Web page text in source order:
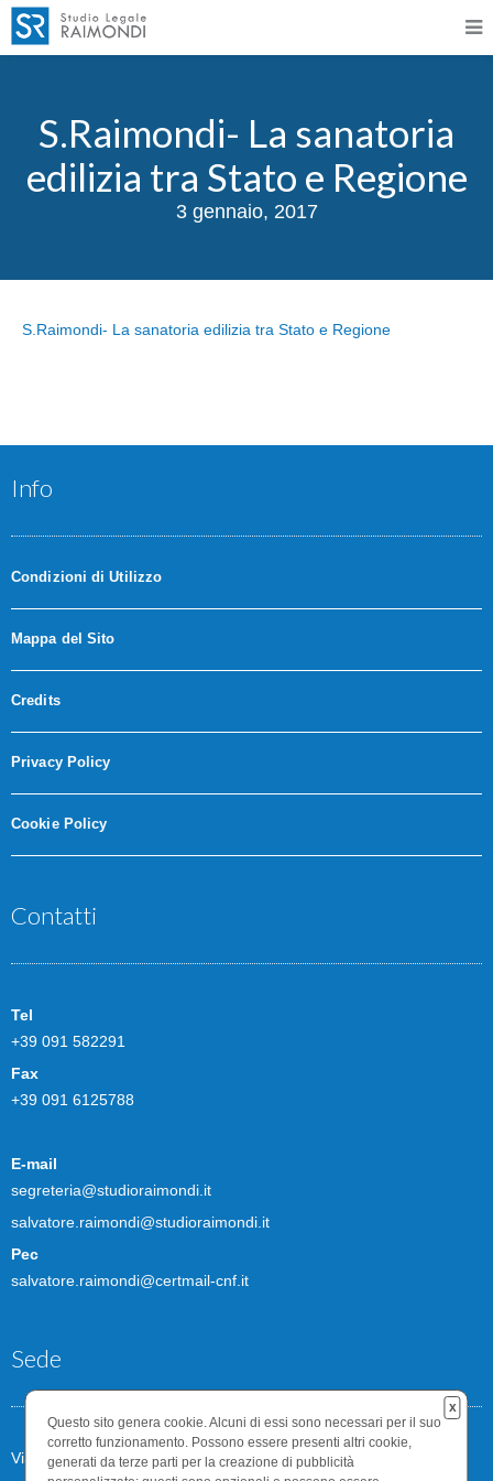
S.Raimondi- La sanatoria
edilizia tra Stato e Regione
3 gennaio, 2017
S.Raimondi- La sanatoria edilizia tra Stato e Regione
Info
Condizioni di Utilizzo
Mappa del Sito
Credits
Privacy Policy
Cookie Policy
Contatti
Tel
+39 091 582291
Fax
+39 091 6125788
E-mail
segreteria@studioraimondi.it
salvatore.raimondi@studioraimondi.it
Pec
salvatore.raimondi@certmail-cnf.it
Sede
Via Gaetano Abela n.10
Questo sito genera cookie. Alcuni di essi sono necessari per il suo
corretto funzionamento. Possono essere presenti altri cookie,
generati da terze parti per la creazione di pubblicità
x